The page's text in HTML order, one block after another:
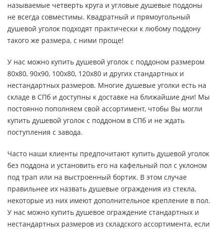
называемые четверть круга и угловые душевые поддоны
не всегда совместимы. Квадратный и прямоугольный
душевой уголок подходят практически к любому поддону
такого же размера, с ними проще!
У нас можно купить душевой уголок с поддоном размером
80х80, 90х90, 100х80, 120х80 и других стандартных и
нестандартных размеров. Многие душевые уголки есть на
складе в СПб и доступны к доставке на ближайшие дни! Мы
постоянно пополняем свой ассортимент, чтобы Вы могли
купить душевой уголок с поддоном в СПб и не ждать
поступления с завода.
Часто наши клиенты предпочитают купить душевой уголок
без поддона и установить его на кафельный пол с уклоном
под трап или на выстроенный бортик. В этом случае
правильнее их назвать душевые ограждения из стекла,
некоторые из них имеют дополнительное крепление в пол.
У нас можно купить душевое ограждение стандартных и
нестандартных размеров из складского ассортимента, если